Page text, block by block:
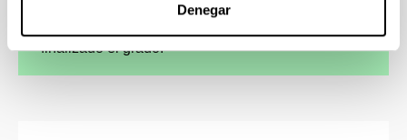
Denegar
cursar parte de los estudios en el extranjero,
finalizado el grado.